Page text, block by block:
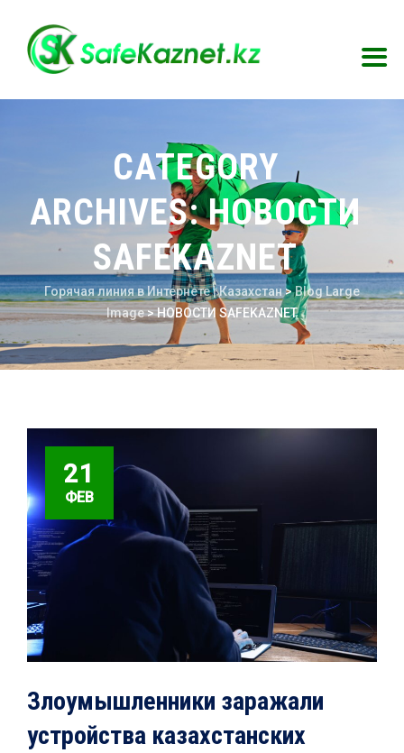
CATEGORY
ARCHIVES:НОВОСТИ
SAFEKAZNET
Горячая линия в Интернете | Казахстан>Blog Large
Image>НОВОСТИ SAFEKAZNET
21
ФЕВ
Злоумышленники заражали
устройства казахстанских